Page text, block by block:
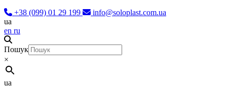
+38 (099) 01 29 199
info@soloplast.com.ua
ua
en ru
Пошук
×
ua